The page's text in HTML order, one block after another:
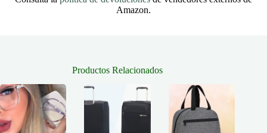
Amazon.
Productos Relacionados